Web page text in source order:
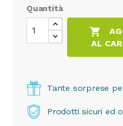
Quantità

AL
Tante sorprese
Prodotti sicuri ed